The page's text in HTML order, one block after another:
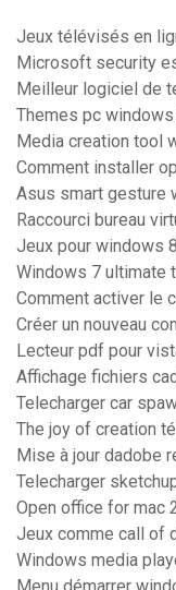
Jeux télévisés en
Microsoft security
Meilleur logiciel de
Themes pc
Media creation tool
Comment installer
Asus smart gesture
Raccourci bureau
Jeux pour windows
Windows 7 ultimate
Comment activer le
Créer un nouveau
Lecteur pdf pour
Affichage fichiers
Telecharger car
The joy of creation
Mise à jour dadobe
Telecharger
Open office for mac
Jeux comme call of
Windows media